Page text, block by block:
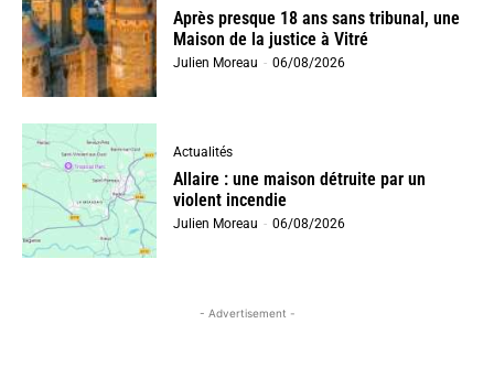
Après presque 18 ans sans tribunal, une
Maison de la justice à Vitré
Julien Moreau - 06/08/2026
Actualités
Allaire : une maison détruite par un
violent incendie
Julien Moreau - 06/08/2026
- Advertisement -